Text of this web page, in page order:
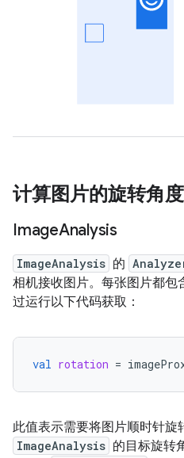
计算图片的旋转角度
ImageAnalysis
ImageAnalysis 的
相机接收图片。每张图片都包
过运行以下代码获取：
val rotation =
此值表示需要将图片顺时针旋
ImageAnalysis 的目标旋转